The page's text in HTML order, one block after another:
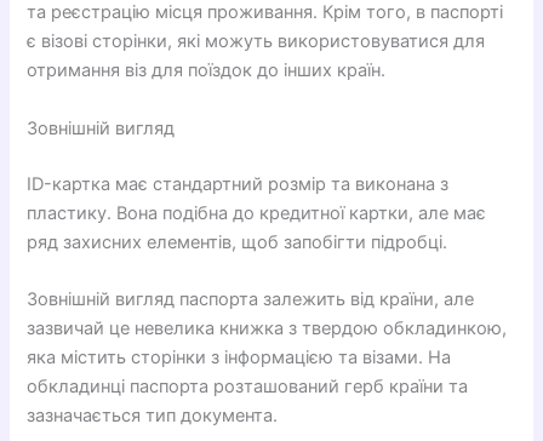
та реєстрацію місця проживання. Крім того, в паспорті
є візові сторінки, які можуть використовуватися для
отримання віз для поїздок до інших країн.
Зовнішній вигляд
ID-картка має стандартний розмір та виконана з
пластику. Вона подібна до кредитної картки, але має
ряд захисних елементів, щоб запобігти підробці.
Зовнішній вигляд паспорта залежить від країни, але
зазвичай це невелика книжка з твердою обкладинкою,
яка містить сторінки з інформацією та візами. На
обкладинці паспорта розташований герб країни та
зазначається тип документа.